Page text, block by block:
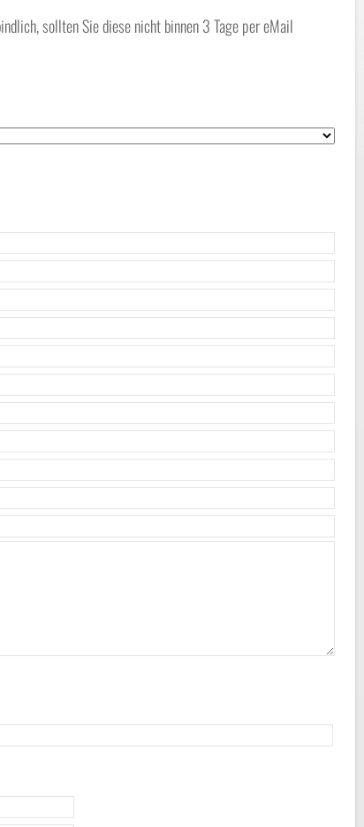
sollten Sie diese nicht binnen 3 Tage per eMail